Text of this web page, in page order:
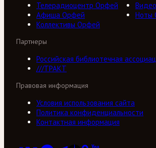
Телерадиоцентр Орфей
Афиша Орфей
Ноты
Коллективы Орфей
Партнеры
Российская библиотечная
///ТРАКТ
Правовая информация
Условия использования сайта
Политика конфиденциальности
Контактная информация